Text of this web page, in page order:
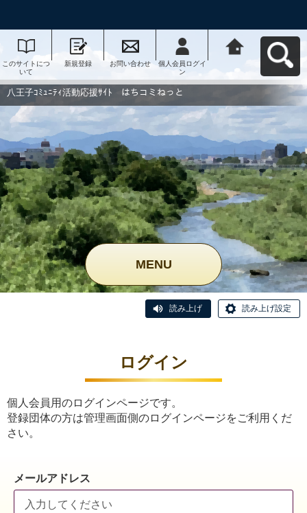
このサイトにつ
いて
新規登録 お問い合わせ
個人会員ログイ
ン
動応援ｻｲﾄ はち
コミねっとへ戻
八王子ｺﾐｭﾆﾃｨ活動応援ｻｲﾄ はちコミねっと
MENU
読み上げ 読み上げ設定
ログイン
個人会員用のログインページです。
登録団体の方は管理画面側のログインページをご利用くだ
さい。
メールアドレス